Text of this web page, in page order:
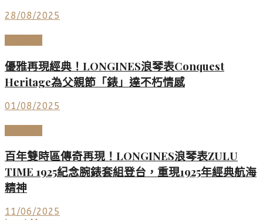
28/08/2025
優雅再現經典！LONGINES浪琴表Conquest
Heritage為父親節「錶」達不朽情感
01/08/2025
百年雙時區傳奇再現！LONGINES浪琴表ZULU
TIME 1925紀念腕錶套組登台，重現1925年經典航海
精神
11/06/2025